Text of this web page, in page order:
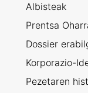
Albisteak
Prentsa
Dossier
Korporazio-
Pezetaren